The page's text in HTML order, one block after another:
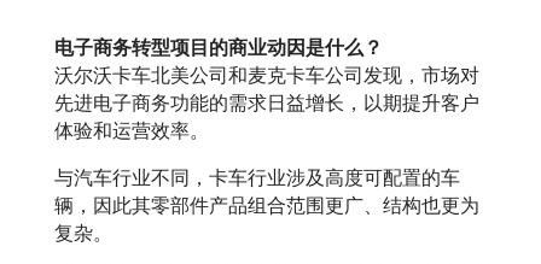
电子商务转型项目的商业动因是什么？
沃尔沃卡车北美公司和麦克卡车公司发现，市场对
先进电子商务功能的需求日益增长，以期提升客户
体验和运营效率。
与汽车行业不同，卡车行业涉及高度可配置的车
辆，因此其零部件产品组合范围更广、结构也更为
复杂。